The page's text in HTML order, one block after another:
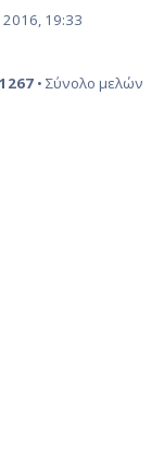
19:33
1267 • Σύνολο μελών